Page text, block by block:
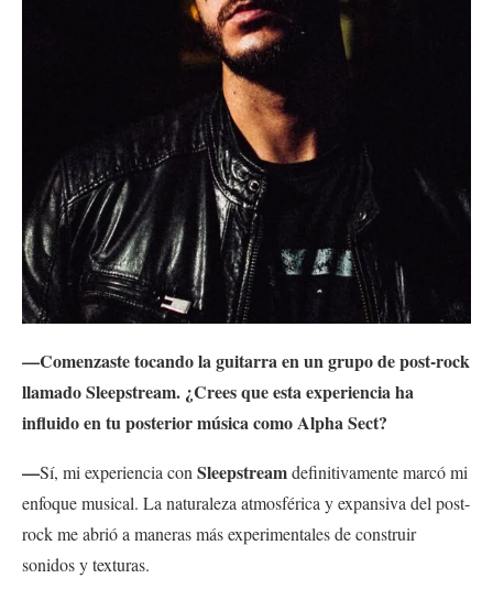
—Comenzaste tocando la guitarra en un grupo de post-rock
llamado Sleepstream. ¿Crees que esta experiencia ha
influido en tu posterior música como Alpha Sect?
—Sí, mi experiencia conSleepstreamdefinitivamente marcó mi
enfoque musical. La naturaleza atmosférica y expansiva del post-
rock me abrió a maneras más experimentales de construir
sonidos y texturas.